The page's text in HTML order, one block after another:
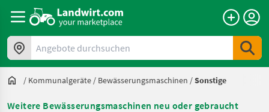
Angebote durchsuchen
/ Kommunalgeräte / Bewässerungsmaschinen /Sonstige
Weitere Bewässerungsmaschinen neu oder gebraucht